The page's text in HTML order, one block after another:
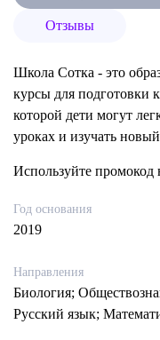
Отзывы
Школа Сотка - это
курсы для
которой дети могут
уроках и изучать
Используйте промокод
Год основания
2019
Направления
Биология;
Русский язык;